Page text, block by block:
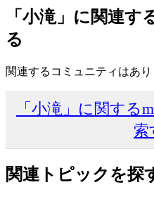
「小滝」に関連
る
関連するコミュニティはあり
「小滝」に関する
索
関連トピックを探